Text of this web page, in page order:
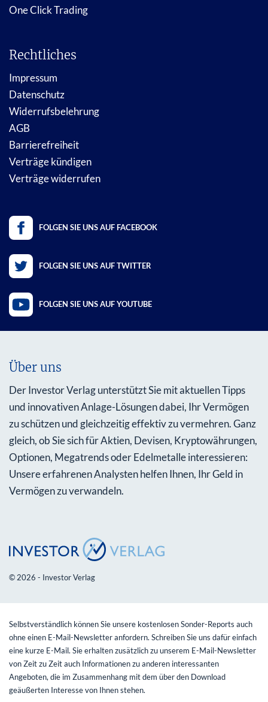
One Click Trading
Rechtliches
Impressum
Datenschutz
Widerrufsbelehrung
AGB
Barrierefreiheit
Verträge kündigen
Verträge widerrufen
FOLGEN SIE UNS AUF FACEBOOK
FOLGEN SIE UNS AUF TWITTER
FOLGEN SIE UNS AUF YOUTUBE
Über uns
Der Investor Verlag unterstützt Sie mit aktuellen Tipps
und innovativen Anlage-Lösungen dabei, Ihr Vermögen
zu schützen und gleichzeitig effektiv zu vermehren. Ganz
gleich, ob Sie sich für Aktien, Devisen, Kryptowährungen,
Optionen, Megatrends oder Edelmetalle interessieren:
Unsere erfahrenen Analysten helfen Ihnen, Ihr Geld in
Vermögen zu verwandeln.
© 2026 - Investor Verlag
Selbstverständlich können Sie unsere kostenlosen Sonder-Reports auch
ohne einen E-Mail-Newsletter anfordern. Schreiben Sie uns dafür einfach
eine kurze E-Mail. Sie erhalten zusätzlich zu unserem E-Mail-Newsletter
von Zeit zu Zeit auch Informationen zu anderen interessanten
Angeboten, die im Zusammenhang mit dem über den Download
geäußerten Interesse von Ihnen stehen.